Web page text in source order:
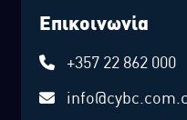
Επικοινωνία
+357 22 862 000